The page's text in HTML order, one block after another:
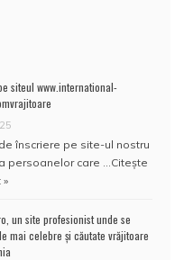
siteul www.international-
înscriere pe site-ul nostru
persoanelor care … Citește
un site profesionist unde se
mai celebre și căutate vrăjitoare